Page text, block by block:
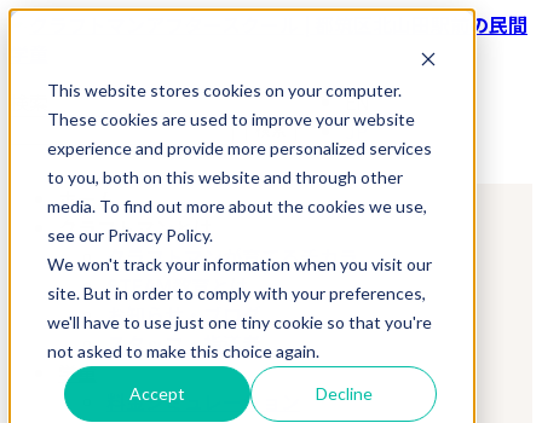
This website stores cookies on your computer.
These cookies are used to improve your website
experience and provide more personalized services
to you, both on this website and through other
media. To find out more about the cookies we use,
see our Privacy Policy.
We won't track your information when you visit our
site. But in order to comply with your preferences,
we'll have to use just one tiny cookie so that you're
not asked to make this choice again.
Accept Decline
コナ
検索
EN
JP
ホーム
クラフトマンとは
クラフトマンが育てるチカラ
STEAM教育とは
お知らせ・ブログ
スタッフ・指導者
学童
料金シミュレーション